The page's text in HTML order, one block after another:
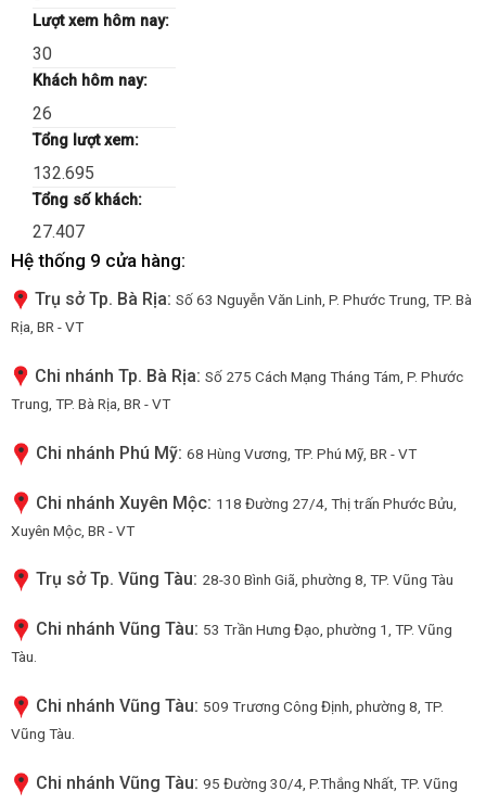
Lượt xem hôm nay:
30
Khách hôm nay:
26
Tổng lượt xem:
132.695
Tổng số khách:
27.407
Hệ thống 9 cửa hàng:
Trụ sở Tp. Bà Rịa: Số 63 Nguyễn Văn Linh, P. Phước Trung, TP. Bà
Rịa, BR - VT
Chi nhánh Tp. Bà Rịa: Số 275 Cách Mạng Tháng Tám, P. Phước
Trung, TP. Bà Rịa, BR - VT
Chi nhánh Phú Mỹ: 68 Hùng Vương, TP. Phú Mỹ, BR - VT
Chi nhánh Xuyên Mộc: 118 Đường 27/4, Thị trấn Phước Bửu,
Xuyên Mộc, BR - VT
Trụ sở Tp. Vũng Tàu: 28-30 Bình Giã, phường 8, TP. Vũng Tàu
Chi nhánh Vũng Tàu: 53 Trần Hưng Đạo, phường 1, TP. Vũng
Tàu.
Chi nhánh Vũng Tàu: 509 Trương Công Định, phường 8, TP.
Vũng Tàu.
Chi nhánh Vũng Tàu: 95 Đường 30/4, P.Thắng Nhất, TP. Vũng